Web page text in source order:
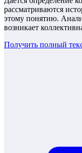
рассматриваются
этому понятию.
возникает
Получить полный